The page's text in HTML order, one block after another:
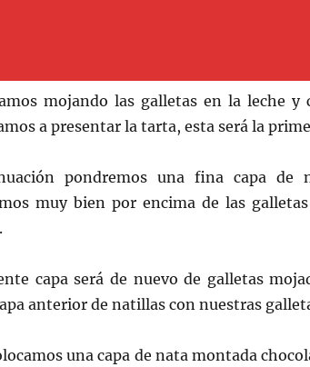
mojando las galletas en la leche y
a presentar la tarta, esta será la
pondremos una fina capa de
muy bien por encima de las
capa será de nuevo de galletas
anterior de natillas con nuestras
una capa de nata montada